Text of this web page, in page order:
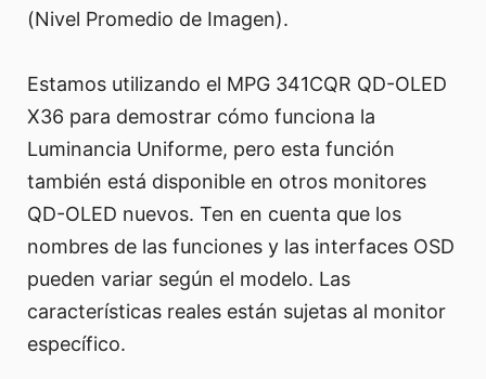
(Nivel Promedio de Imagen).
Estamos utilizando el MPG 341CQR QD-OLED
X36 para demostrar cómo funciona la
Luminancia Uniforme, pero esta función
también está disponible en otros monitores
QD-OLED nuevos. Ten en cuenta que los
nombres de las funciones y las interfaces OSD
pueden variar según el modelo. Las
características reales están sujetas al monitor
específico.